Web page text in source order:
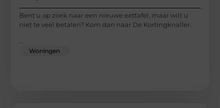
Bent u op zoek naar een nieuwe eettafel, maar wilt u
niet te veel betalen? Kom dan naar De Kortingknaller.
Woningen